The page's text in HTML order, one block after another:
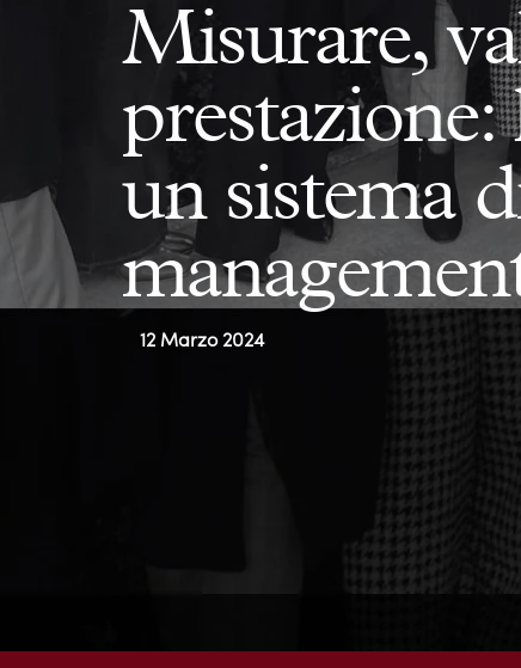
Misurare,
un sistema
12 Marzo 2024